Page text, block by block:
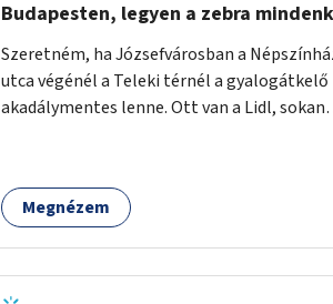
nagysága egyenként 70 négyzetméter.
kialakítani.
Budapesten, legyen a zebra
Szeretném, ha Józsefvárosban a
utca végénél a Teleki térnél a gyalogátkelő
akadálymentes lenne. Ott van a Lidl, sokan
zebra nem akadálymentes. A gyalogátkelő
mindenkié, ez ne csak elméletben legyen
Megnézem